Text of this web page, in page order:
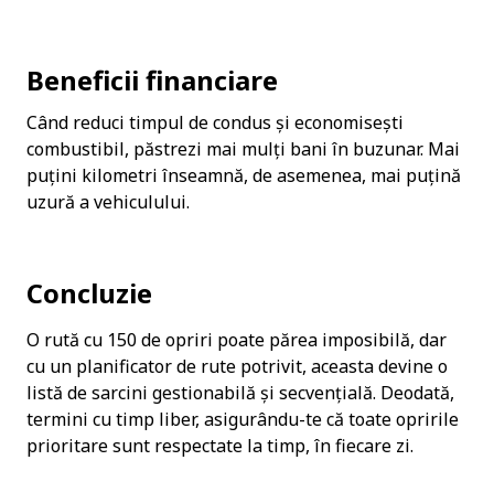
Beneficii financiare
Când reduci timpul de condus și economisești
combustibil, păstrezi mai mulți bani în buzunar. Mai
puțini kilometri înseamnă, de asemenea, mai puțină
uzură a vehiculului.
Concluzie
O rută cu 150 de opriri poate părea imposibilă, dar
cu un planificator de rute potrivit, aceasta devine o
listă de sarcini gestionabilă și secvențială. Deodată,
termini cu timp liber, asigurându-te că toate opririle
prioritare sunt respectate la timp, în fiecare zi.